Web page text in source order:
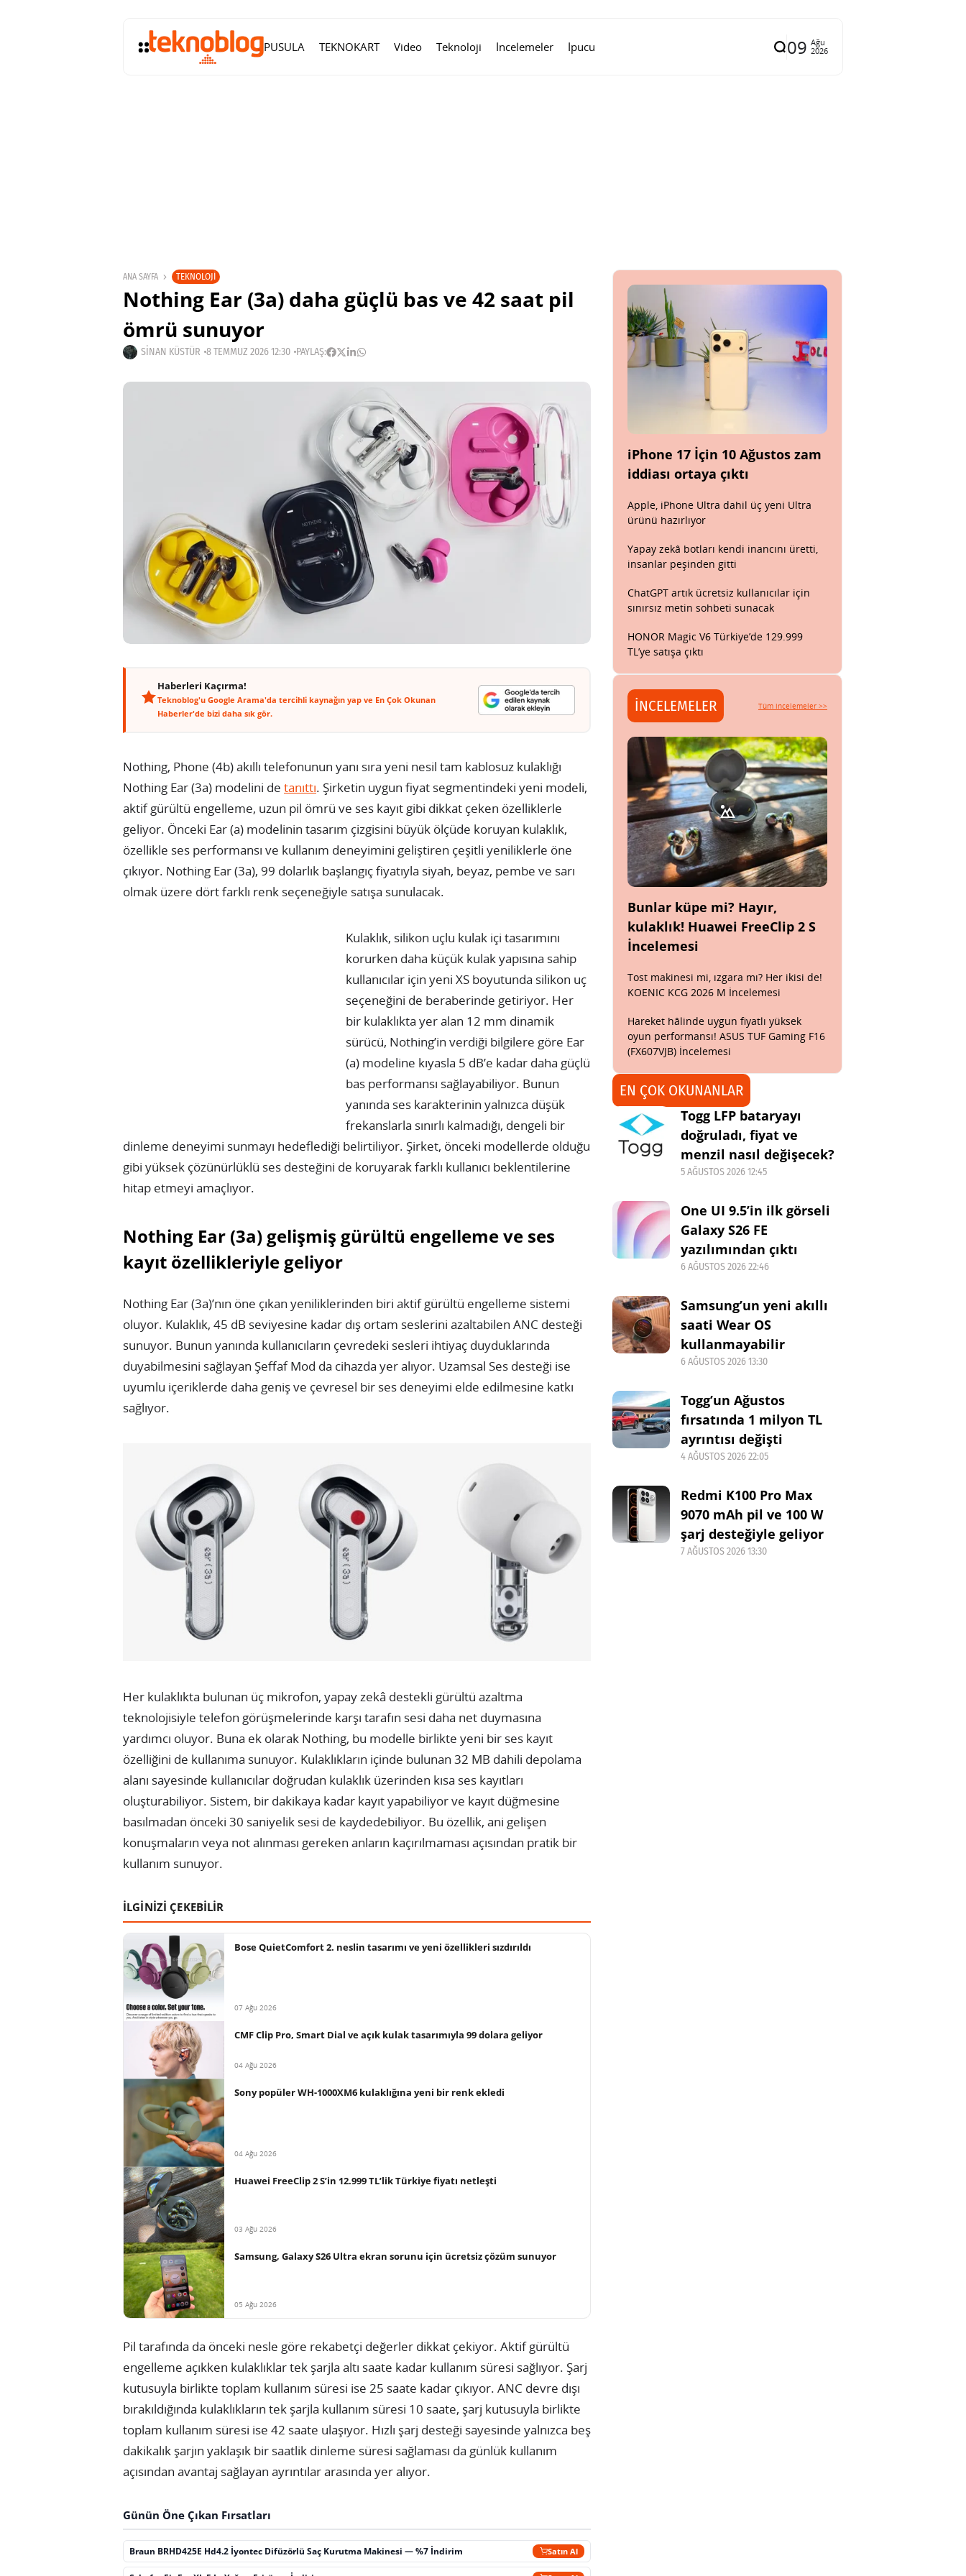
PUSULA TEKNOKART Video Teknoloji İncelemeler İpucu 09 Ağu
2026
ANA SAYFA TEKNOLOJI
Nothing Ear (3a) daha güçlü bas ve 42 saat pil
ömrü sunuyor
SINAN KÜSTÜR 8 TEMMUZ 2026 12:30 PAYLAŞ:
Haberleri Kaçırma!
Teknoblog'u Google Arama'da tercihli kaynağın yap ve En Çok Okunan
Haberler'de bizi daha sık gör.
Nothing, Phone (4b) akıllı telefonunun yanı sıra yeni nesil tam kablosuz kulaklığı
Nothing Ear (3a) modelini de tanıttı. Şirketin uygun fiyat segmentindeki yeni modeli,
aktif gürültü engelleme, uzun pil ömrü ve ses kayıt gibi dikkat çeken özelliklerle
geliyor. Önceki Ear (a) modelinin tasarım çizgisini büyük ölçüde koruyan kulaklık,
özellikle ses performansı ve kullanım deneyimini geliştiren çeşitli yeniliklerle öne
çıkıyor. Nothing Ear (3a), 99 dolarlık başlangıç fiyatıyla siyah, beyaz, pembe ve sarı
olmak üzere dört farklı renk seçeneğiyle satışa sunulacak.
Kulaklık, silikon uçlu kulak içi tasarımını
korurken daha küçük kulak yapısına sahip
kullanıcılar için yeni XS boyutunda silikon uç
seçeneğini de beraberinde getiriyor. Her
bir kulaklıkta yer alan 12 mm dinamik
sürücü, Nothing’in verdiği bilgilere göre Ear
(a) modeline kıyasla 5 dB’e kadar daha güçlü
bas performansı sağlayabiliyor. Bunun
yanında ses karakterinin yalnızca düşük
frekanslarla sınırlı kalmadığı, dengeli bir
dinleme deneyimi sunmayı hedeflediği belirtiliyor. Şirket, önceki modellerde olduğu
gibi yüksek çözünürlüklü ses desteğini de koruyarak farklı kullanıcı beklentilerine
hitap etmeyi amaçlıyor.
Nothing Ear (3a) gelişmiş gürültü engelleme ve ses
kayıt özellikleriyle geliyor
Nothing Ear (3a)’nın öne çıkan yeniliklerinden biri aktif gürültü engelleme sistemi
oluyor. Kulaklık, 45 dB seviyesine kadar dış ortam seslerini azaltabilen ANC desteği
sunuyor. Bunun yanında kullanıcıların çevredeki sesleri ihtiyaç duyduklarında
duyabilmesini sağlayan Şeffaf Mod da cihazda yer alıyor. Uzamsal Ses desteği ise
uyumlu içeriklerde daha geniş ve çevresel bir ses deneyimi elde edilmesine katkı
sağlıyor.
Her kulaklıkta bulunan üç mikrofon, yapay zekâ destekli gürültü azaltma
teknolojisiyle telefon görüşmelerinde karşı tarafın sesi daha net duymasına
yardımcı oluyor. Buna ek olarak Nothing, bu modelle birlikte yeni bir ses kayıt
özelliğini de kullanıma sunuyor. Kulaklıkların içinde bulunan 32 MB dahili depolama
alanı sayesinde kullanıcılar doğrudan kulaklık üzerinden kısa ses kayıtları
oluşturabiliyor. Sistem, bir dakikaya kadar kayıt yapabiliyor ve kayıt düğmesine
basılmadan önceki 30 saniyelik sesi de kaydedebiliyor. Bu özellik, ani gelişen
konuşmaların veya not alınması gereken anların kaçırılmaması açısından pratik bir
kullanım sunuyor.
İLGİNİZİ ÇEKEBİLİR
Bose QuietComfort 2. neslin tasarımı ve yeni özellikleri sızdırıldı
07 Ağu 2026
CMF Clip Pro, Smart Dial ve açık kulak tasarımıyla 99 dolara geliyor
04 Ağu 2026
Sony popüler WH-1000XM6 kulaklığına yeni bir renk ekledi
04 Ağu 2026
Huawei FreeClip 2 S’in 12.999 TL’lik Türkiye fiyatı netleşti
03 Ağu 2026
Samsung, Galaxy S26 Ultra ekran sorunu için ücretsiz çözüm sunuyor
05 Ağu 2026
Pil tarafında da önceki nesle göre rekabetçi değerler dikkat çekiyor. Aktif gürültü
engelleme açıkken kulaklıklar tek şarjla altı saate kadar kullanım süresi sağlıyor. Şarj
kutusuyla birlikte toplam kullanım süresi ise 25 saate kadar çıkıyor. ANC devre dışı
bırakıldığında kulaklıkların tek şarjla kullanım süresi 10 saate, şarj kutusuyla birlikte
toplam kullanım süresi ise 42 saate ulaşıyor. Hızlı şarj desteği sayesinde yalnızca beş
dakikalık şarjın yaklaşık bir saatlik dinleme süresi sağlaması da günlük kullanım
açısından avantaj sağlayan ayrıntılar arasında yer alıyor.
Günün Öne Çıkan Fırsatları
Braun BRHD425E Hd4.2 İyontec Difüzörlü Saç Kurutma Makinesi — %7 İndirim Satın Al
iPhone 17 İçin 10 Ağustos zam
iddiası ortaya çıktı
Apple, iPhone Ultra dahil üç yeni Ultra
ürünü hazırlıyor
Yapay zekâ botları kendi inancını üretti,
insanlar peşinden gitti
ChatGPT artık ücretsiz kullanıcılar için
sınırsız metin sohbeti sunacak
HONOR Magic V6 Türkiye’de 129.999
TL’ye satışa çıktı
İNCELEMELER Tüm incelemeler >>
Bunlar küpe mi? Hayır,
kulaklık! Huawei FreeClip 2 S
İncelemesi
Tost makinesi mi, ızgara mı? Her ikisi de!
KOENIC KCG 2026 M İncelemesi
Hareket hâlinde uygun fiyatlı yüksek
oyun performansı! ASUS TUF Gaming F16
(FX607VJB) İncelemesi
EN ÇOK OKUNANLAR
Togg LFP bataryayı
doğruladı, fiyat ve
menzil nasıl değişecek?
5 AĞUSTOS 2026 12:45
One UI 9.5’in ilk görseli
Galaxy S26 FE
yazılımından çıktı
6 AĞUSTOS 2026 22:46
Samsung’un yeni akıllı
saati Wear OS
kullanmayabilir
6 AĞUSTOS 2026 13:30
Togg’un Ağustos
fırsatında 1 milyon TL
ayrıntısı değişti
4 AĞUSTOS 2026 22:05
Redmi K100 Pro Max
9070 mAh pil ve 100 W
şarj desteğiyle geliyor
7 AĞUSTOS 2026 13:30